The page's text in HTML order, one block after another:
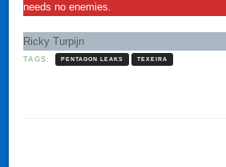
needs no enemies.
Ricky Turpijn
TAGS: PENTAGON LEAKS TEXEIRA